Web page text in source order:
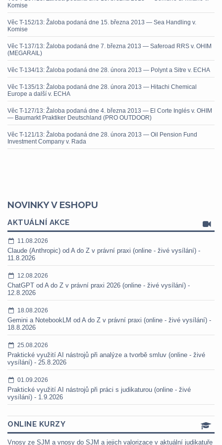
Komise
Věc T-152/13: Žaloba podaná dne 15. března 2013 — Sea Handling v.
Komise
Věc T-137/13: Žaloba podaná dne 7. března 2013 — Saferoad RRS v. OHIM
(MEGARAIL)
Věc T-134/13: Žaloba podaná dne 28. února 2013 — Polynt a Sitre v. ECHA
Věc T-135/13: Žaloba podaná dne 28. února 2013 — Hitachi Chemical
Europe a další v. ECHA
Věc T-127/13: Žaloba podaná dne 4. března 2013 — El Corte Inglés v. OHIM
— Baumarkt Praktiker Deutschland (PRO OUTDOOR)
Věc T-121/13: Žaloba podaná dne 28. února 2013 — Oil Pension Fund
Investment Company v. Rada
NOVINKY V ESHOPU
AKTUÁLNÍ AKCE
11.08.2026
Claude (Anthropic) od A do Z v právní praxi (online - živé vysílání) -
11.8.2026
12.08.2026
ChatGPT od A do Z v právní praxi 2026 (online - živé vysílání) -
12.8.2026
18.08.2026
Gemini a NotebookLM od A do Z v právní praxi (online - živé vysílání) -
18.8.2026
25.08.2026
Praktické využití AI nástrojů při analýze a tvorbě smluv (online - živé
vysílání) - 25.8.2026
01.09.2026
Praktické využití AI nástrojů při práci s judikaturou (online - živé
vysílání) - 1.9.2026
ONLINE KURZY
Vnosy ze SJM a vnosy do SJM a jejich valorizace v aktuální judikatuře